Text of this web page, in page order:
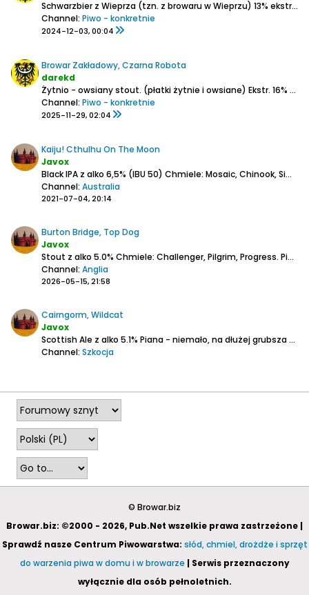
Schwarzbier z Wieprza (tzn. z browaru w Wieprzu) 13% ekstr.,
Channel: Piwo - konkretnie
2024-12-03, 00:04
Browar Zakładowy, Czarna Robota
darekd
Żytnio - owsiany stout. (płatki żytnie i owsiane) Ekstr. 16%
Channel: Piwo - konkretnie
2025-11-29, 02:04
Kaiju! Cthulhu On The Moon
Javox
Black IPA z alko 6,5% (IBU 50) Chmiele: Mosaic, Chinook, Simcoe.
Channel: Australia
2021-07-04, 20:14
Burton Bridge, Top Dog
Javox
Stout z alko 5.0% Chmiele: Challenger, Pilgrim, Progress. Piana - na dłużej pełna warstwa.
Channel: Anglia
2026-05-15, 21:58
Cairngorm, Wildcat
Javox
Scottish Ale z alko 5.1% Piana - niemało, na dłużej grubsza warstwa.
Channel: Szkocja
© Browar.biz
Browar.biz: ©2000 - 2026, Pub.Net wszelkie prawa zastrzeżone |
Sprawdź nasze Centrum Piwowarstwa: słód, chmiel, drożdże i sprzęt
do warzenia piwa w domu i w browarze | Serwis przeznaczony
wyłącznie dla osób pełnoletnich.